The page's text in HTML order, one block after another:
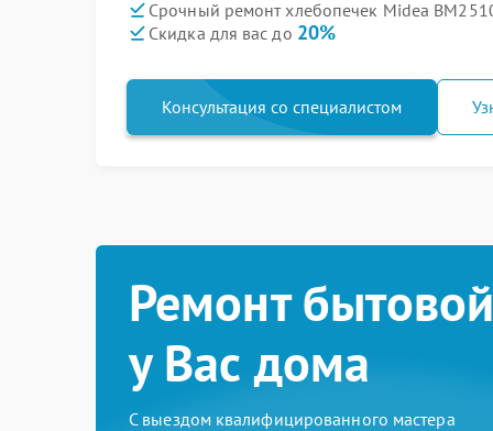
Срочный ремонт хлебопечек Midea
Скидка для вас до 20%
Консультация со специалистом
Ремонт
у Вас дома
С выездом квалифицированного мастера